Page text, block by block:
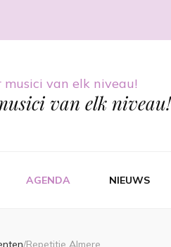
van elk niveau!
AGENDA NIEUWS
/Repetitie Almere